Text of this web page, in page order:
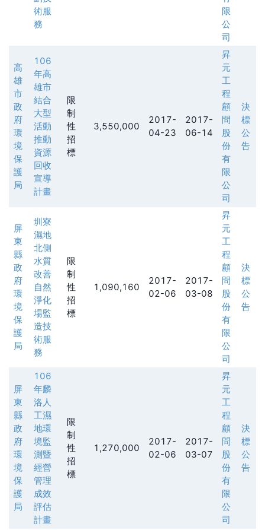
術服
務
限
公
司
高
雄
市
政
府
環
境
保
護
局
106
年高
雄市
結合
大型
活動
推動
資源
回收
宣導
計畫
限
制
性
招
標
3,550,000
2017-
04-23
2017-
06-14
昇
元
工
程
顧
問
股
份
有
限
公
司
決
標
公
告
屏
東
縣
政
府
環
境
保
護
局
圳寮
濕地
北側
水質
改善
自然
淨化
場監
造技
術服
務
限
制
性
招
標
1,090,160
2017-
02-06
2017-
03-08
昇
元
工
程
顧
問
股
份
有
限
公
司
決
標
公
告
屏
東
縣
政
府
環
境
保
護
局
106
年麟
洛人
工濕
地環
境監
測暨
經營
管理
成效
評估
計畫
限
制
性
招
標
1,270,000
2017-
02-06
2017-
03-07
昇
元
工
程
顧
問
股
份
有
限
公
司
決
標
公
告